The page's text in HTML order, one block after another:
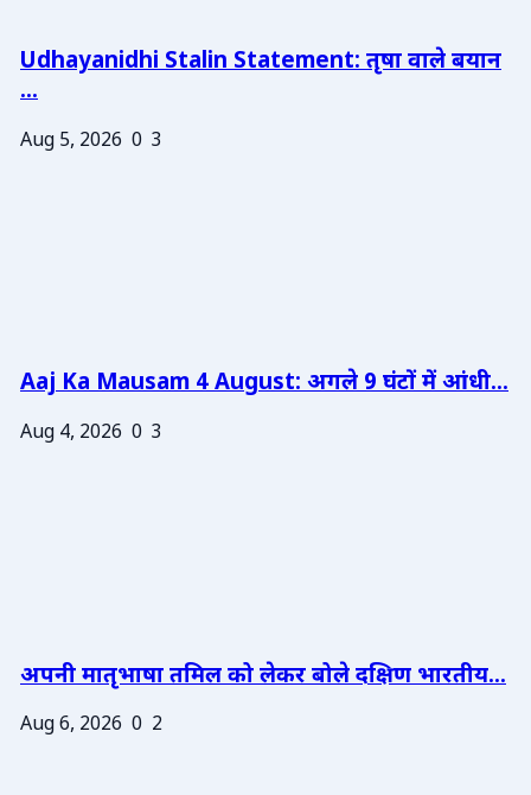
Udhayanidhi Stalin Statement: तृषा वाले बयान
...
Aug 5, 2026 0 3
Aaj Ka Mausam 4 August: अगले 9 घंटों में आंधी...
Aug 4, 2026 0 3
अपनी मातृभाषा तमिल को लेकर बोले दक्षिण भारतीय...
Aug 6, 2026 0 2